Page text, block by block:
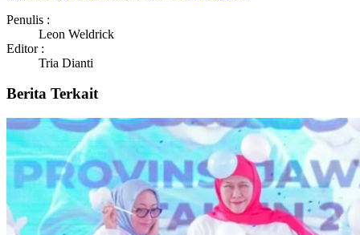
Penulis :
Leon Weldrick
Editor :
Tria Dianti
Berita Terkait